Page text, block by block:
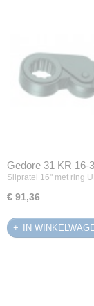
Gedore 31 KR 16-
Slipratel 16" met ring
€ 91,36
IN